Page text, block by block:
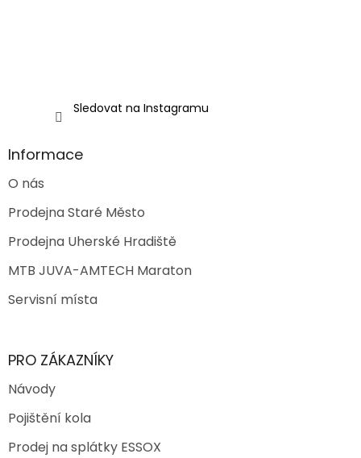
Sledovat na Instagramu
Informace
O nás
Prodejna Staré Město
Prodejna Uherské Hradiště
MTB JUVA-AMTECH Maraton
Servisní místa
PRO ZÁKAZNÍKY
Návody
Pojištění kola
Prodej na splátky ESSOX